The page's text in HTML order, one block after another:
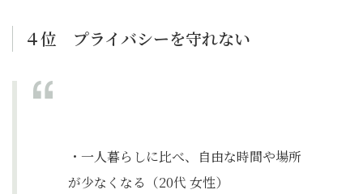
４位 プライバシーを守れない
・一人暮らしに比べ、自由な時間や場所
が少なくなる（20代 女性）